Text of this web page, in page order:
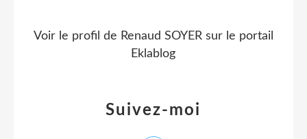
Suivez-moi
Voir le profil de Renaud SOYER sur le portail
Eklablog